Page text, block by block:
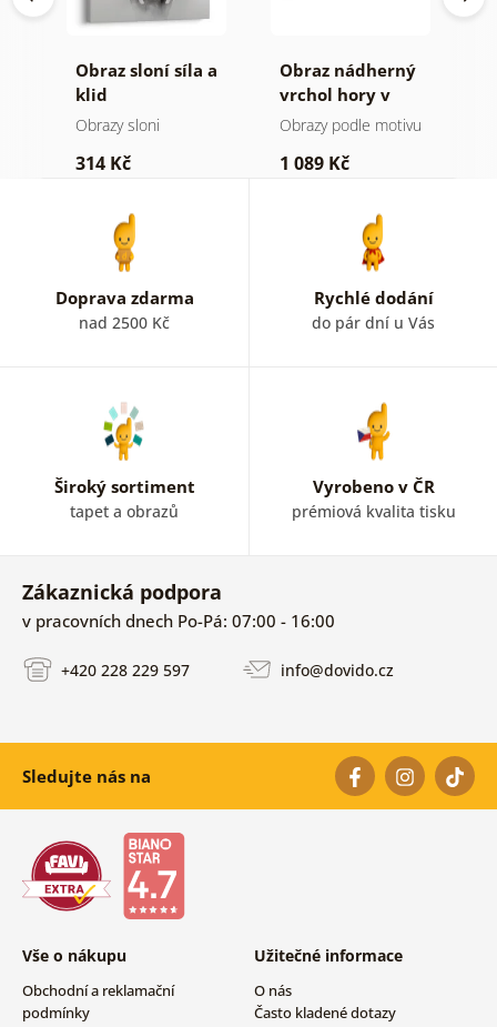
Obraz sloní síla a
klid
Obrazy sloni
314 Kč
Obraz nádherný
vrchol hory v
černobílém
Obrazy podle motivu
1 089 Kč
Doprava zdarma
nad 2500 Kč
Rychlé dodání
do pár dní u Vás
Široký sortiment
tapet a obrazů
Vyrobeno v ČR
prémiová kvalita tisku
Zákaznická podpora
v pracovních dnech Po-Pá: 07:00 - 16:00
+420 228 229 597 info@dovido.cz
Sledujte nás na
Vše o nákupu
Obchodní a reklamační
podmínky
Užitečné informace
O nás
Často kladené dotazy